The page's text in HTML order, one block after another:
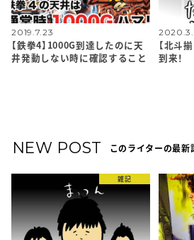
2019.7.23
【鉄拳4】1000G到達したのに天
井発動しない時に確認すること
【北斗
到来！
NEW POST このライターの最新
雑記